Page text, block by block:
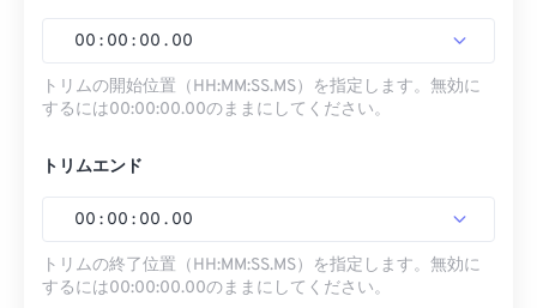
00 : 00 : 00 . 00
トリムの開始位置（HH:MM:SS.MS）を指定します。無効に
するには00:00:00.00のままにしてください。
トリムエンド
00 : 00 : 00 . 00
トリムの終了位置（HH:MM:SS.MS）を指定します。無効に
するには00:00:00.00のままにしてください。